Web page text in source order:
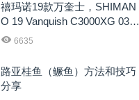
禧玛诺19款万奎士，SHIMAN
O 19 Vanquish C3000XG 0396
0
6635
路亚桂鱼（鳜鱼）方法和技巧
分享